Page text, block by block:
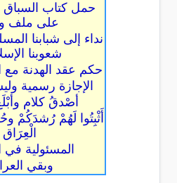
حمل كتاب السباق
على ملف
نداء إلى شبابنا
شعوبنا
حكم عقد الهدنة مع
الإجازة رسمية
أصْدقُ كلام
أَثْبِتُوا لَهُمْ رُشدَكُمْ
الْعِرَاق
المسئولية في
وبقي